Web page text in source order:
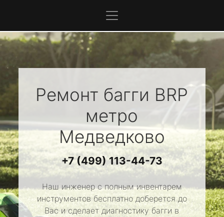
Ремонт багги BRP
метро
Медведково
+7 (499) 113-44-73
Наш инженер с полным инвентарем
инструментов бесплатно доберется до
Вас и сделает диагностику багги в